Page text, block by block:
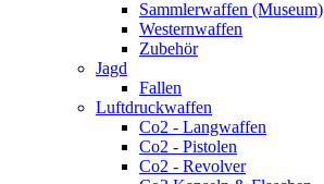
Sammlerwaffen (Museum)
Westernwaffen
Zubehör
Jagd
Fallen
Luftdruckwaffen
Co2 - Langwaffen
Co2 - Pistolen
Co2 - Revolver